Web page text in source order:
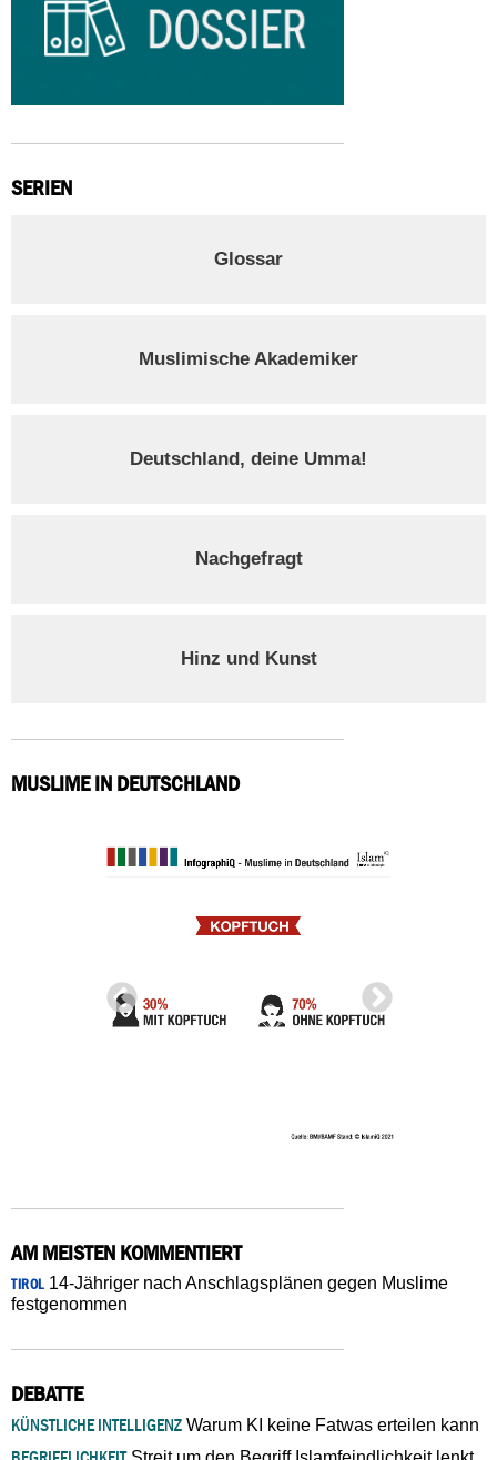
SERIEN
Glossar
Muslimische Akademiker
Deutschland, deine Umma!
Nachgefragt
Hinz und Kunst
MUSLIME IN DEUTSCHLAND
AM MEISTEN KOMMENTIERT
TIROL14-Jähriger nach Anschlagsplänen gegen Muslime
festgenommen
DEBATTE
KÜNSTLICHE INTELLIGENZ Warum KI keine Fatwas erteilen kann